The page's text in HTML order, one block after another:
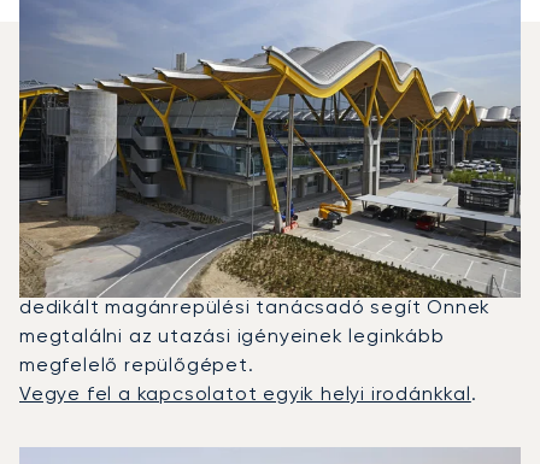
Milyen Típusú Privát Jetet
Bérelhetek London És Madrid
Között?
2025-ben a Citation Mustang, a Beechjet 400A és
a Challenger 650 volt a leggyakrabban igénybe
vett magánrepülő Madrid és London között. Egy
dedikált magánrepülési tanácsadó segít Önnek
megtalálni az utazási igényeinek leginkább
megfelelő repülőgépet.
Vegye fel a kapcsolatot egyik helyi irodánkkal.